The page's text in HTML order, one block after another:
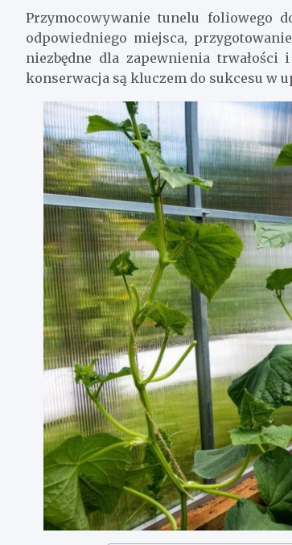
Przymocowywanie tunelu foliowego
odpowiedniego miejsca,
niezbędne dla zapewnienia trwałości
konserwacja są kluczem do sukcesu w